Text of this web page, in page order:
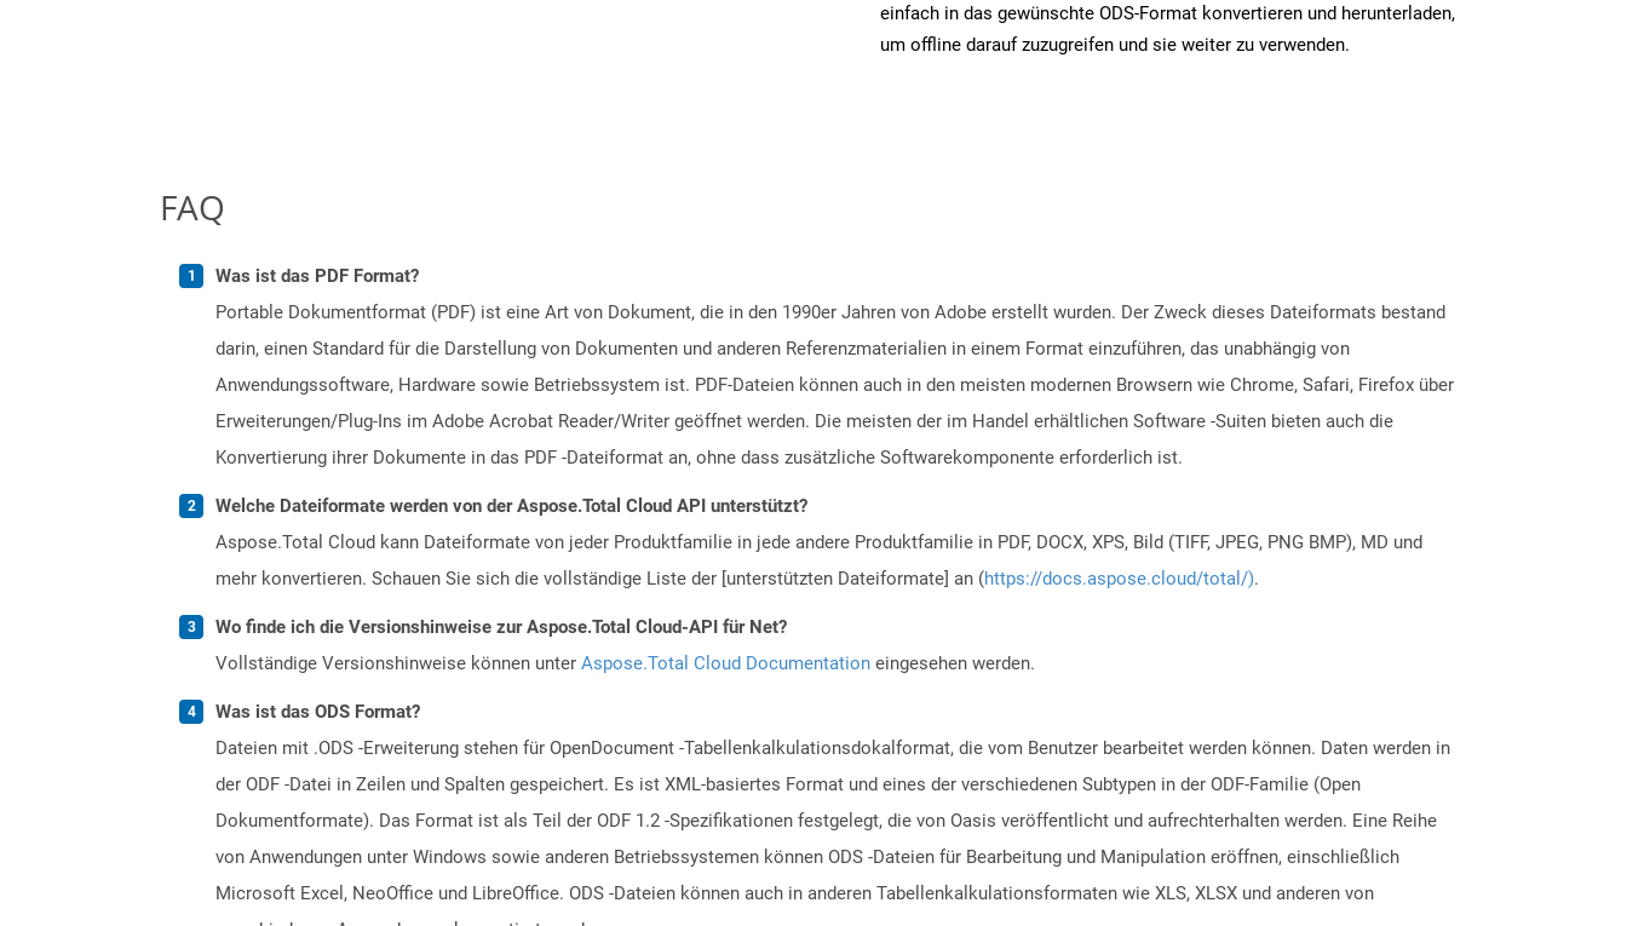
einfach in das gewünschte ODS-Format konvertieren und herunterladen,
um offline darauf zuzugreifen und sie weiter zu verwenden.
FAQ
Was ist das PDF Format?
Portable Dokumentformat (PDF) ist eine Art von Dokument, die in den 1990er Jahren von Adobe erstellt wurden. Der Zweck dieses Dateiformats bestand
darin, einen Standard für die Darstellung von Dokumenten und anderen Referenzmaterialien in einem Format einzuführen, das unabhängig von
Anwendungssoftware, Hardware sowie Betriebssystem ist. PDF-Dateien können auch in den meisten modernen Browsern wie Chrome, Safari, Firefox über
Erweiterungen/Plug-Ins im Adobe Acrobat Reader/Writer geöffnet werden. Die meisten der im Handel erhältlichen Software -Suiten bieten auch die
Konvertierung ihrer Dokumente in das PDF -Dateiformat an, ohne dass zusätzliche Softwarekomponente erforderlich ist.
Welche Dateiformate werden von der Aspose.Total Cloud API unterstützt?
Aspose.Total Cloud kann Dateiformate von jeder Produktfamilie in jede andere Produktfamilie in PDF, DOCX, XPS, Bild (TIFF, JPEG, PNG BMP), MD und
mehr konvertieren. Schauen Sie sich die vollständige Liste der [unterstützten Dateiformate] an (https://docs.aspose.cloud/total/).
Wo finde ich die Versionshinweise zur Aspose.Total Cloud-API für Net?
Vollständige Versionshinweise können unter Aspose.Total Cloud Documentation eingesehen werden.
Was ist das ODS Format?
Dateien mit .ODS -Erweiterung stehen für OpenDocument -Tabellenkalkulationsdokalformat, die vom Benutzer bearbeitet werden können. Daten werden in
der ODF -Datei in Zeilen und Spalten gespeichert. Es ist XML-basiertes Format und eines der verschiedenen Subtypen in der ODF-Familie (Open
Dokumentformate). Das Format ist als Teil der ODF 1.2 -Spezifikationen festgelegt, die von Oasis veröffentlicht und aufrechterhalten werden. Eine Reihe
von Anwendungen unter Windows sowie anderen Betriebssystemen können ODS -Dateien für Bearbeitung und Manipulation eröffnen, einschließlich
Microsoft Excel, NeoOffice und LibreOffice. ODS -Dateien können auch in anderen Tabellenkalkulationsformaten wie XLS, XLSX und anderen von